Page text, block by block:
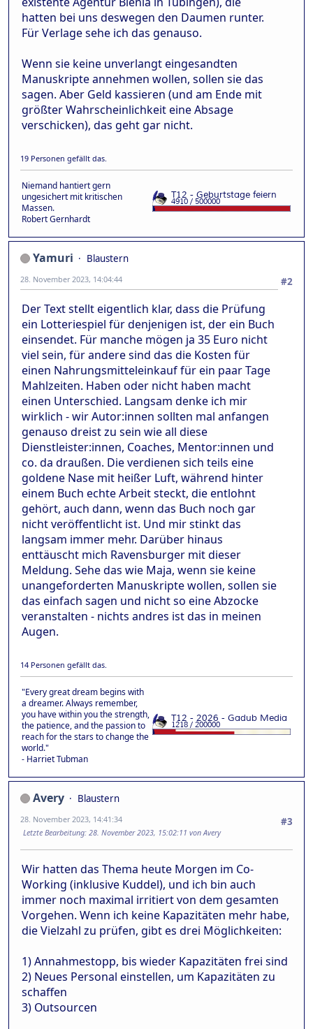
hatten bei uns deswegen den Daumen runter.
Für Verlage sehe ich das genauso.
Wenn sie keine unverlangt eingesandten
Manuskripte annehmen wollen, sollen sie das
sagen. Aber Geld kassieren (und am Ende mit
größter Wahrscheinlichkeit eine Absage
verschicken), das geht gar nicht.
19 Personen gefällt das.
Niemand hantiert gern
ungesichert mit kritischen
Massen.
Robert Gernhardt
Yamuri
Blaustern
#2
28. November 2023, 14:04:44
Der Text stellt eigentlich klar, dass die Prüfung
ein Lotteriespiel für denjenigen ist, der ein Buch
einsendet. Für manche mögen ja 35 Euro nicht
viel sein, für andere sind das die Kosten für
einen Nahrungsmitteleinkauf für ein paar Tage
Mahlzeiten. Haben oder nicht haben macht
einen Unterschied. Langsam denke ich mir
wirklich - wir Autor:innen sollten mal anfangen
genauso dreist zu sein wie all diese
Dienstleister:innen, Coaches, Mentor:innen und
co. da draußen. Die verdienen sich teils eine
goldene Nase mit heißer Luft, während hinter
einem Buch echte Arbeit steckt, die entlohnt
gehört, auch dann, wenn das Buch noch gar
nicht veröffentlicht ist. Und mir stinkt das
langsam immer mehr. Darüber hinaus
enttäuscht mich Ravensburger mit dieser
Meldung. Sehe das wie Maja, wenn sie keine
unangeforderten Manuskripte wollen, sollen sie
das einfach sagen und nicht so eine Abzocke
veranstalten - nichts andres ist das in meinen
Augen.
14 Personen gefällt das.
"Every great dream begins with
a dreamer. Always remember,
you have within you the strength,
the patience, and the passion to
reach for the stars to change the
world."
- Harriet Tubman
Avery
Blaustern
#3
28. November 2023, 14:41:34
Letzte Bearbeitung: 28. November 2023, 15:02:11 von Avery
Wir hatten das Thema heute Morgen im Co-
Working (inklusive Kuddel), und ich bin auch
immer noch maximal irritiert von dem gesamten
Vorgehen. Wenn ich keine Kapazitäten mehr habe,
die Vielzahl zu prüfen, gibt es drei Möglichkeiten:
1) Annahmestopp, bis wieder Kapazitäten frei sind
2) Neues Personal einstellen, um Kapazitäten zu
schaffen
3) Outsourcen